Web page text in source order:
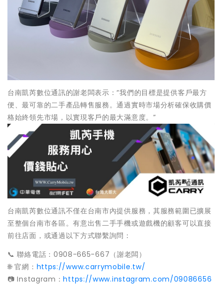
台南凱芮數位通訊的謝老闆表示：“我們的目標是提供客戶最方
便、最可靠的二手產品轉售服務。通過實時市場分析確保收購價
格始終領先市場，以實現客戶的最大滿意度。”
台南凱芮數位通訊不僅在台南市內提供服務，其服務範圍已擴展
至整個台南市各區。有意出售二手手機或遊戲機的顧客可以直接
前往店面，或通過以下方式聯繫詢問：
📞 聯絡電話：0908-665-667（謝老闆）
🌐 官網： https://www.carrymobile.tw/
📷 Instagram：https://www.instagram.com/09086656